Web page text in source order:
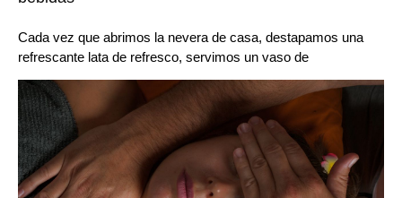
Cada vez que abrimos la nevera de casa, destapamos una
refrescante lata de refresco, servimos un vaso de